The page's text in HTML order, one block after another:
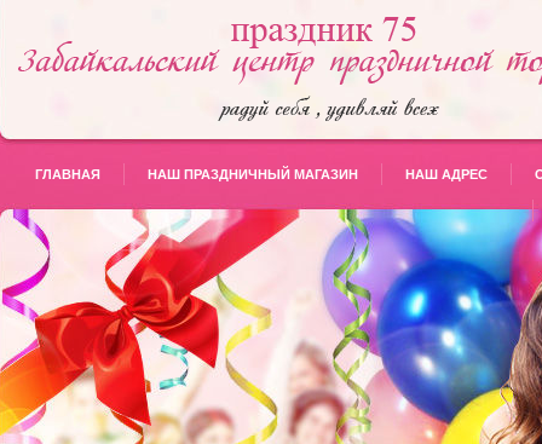
ГЛАВНАЯ НАШ ПРАЗДНИЧНЫЙ МАГАЗИН НАШ АДРЕС